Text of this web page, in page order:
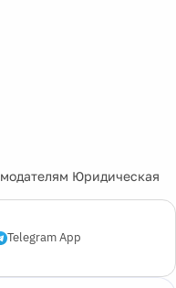
Юридическая
Telegram App